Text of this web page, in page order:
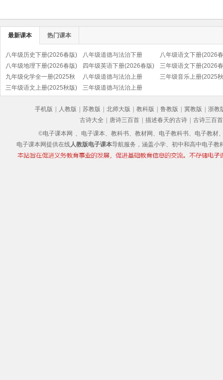
最新课本 热门课本
八年级历史下册(2026春版)
(部编版)
八年级道德与法治下册
(2026春版)(部编版)
八年级语文下册(2026
(部编版)
八年级地理下册(2026春版)
四年级英语下册(2026春版)
(PEP)
三年级语文下册(2026
(部编版)
九年级化学全一册(2025秋
版)
八年级道德与法治上册
(2025秋版)(部编版)
三年级音乐上册(2025
三年级语文上册(2025秋版)
三年级道德与法治上册
手机版
人教版 苏教版 北师大版 教科版 鲁教版 冀教版
浙教
古诗大全
唐诗三百首 描述春天的古诗
古诗三百首
©电子课本网 、电子课本、教科书、教材网、电子教科书、电子教材
电子课本网提供在线人教版电子课本导航服务，涵盖小学、初中和高中电子